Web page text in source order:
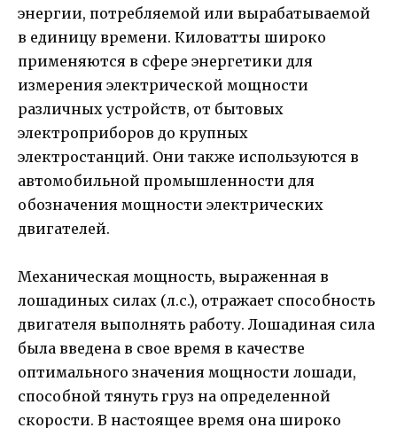
энергии, потребляемой или вырабатываемой
в единицу времени. Киловатты широко
применяются в сфере энергетики для
измерения электрической мощности
различных устройств, от бытовых
электроприборов до крупных
электростанций. Они также используются в
автомобильной промышленности для
обозначения мощности электрических
двигателей.
Механическая мощность, выраженная в
лошадиных силах (л.с.), отражает способность
двигателя выполнять работу. Лошадиная сила
была введена в свое время в качестве
оптимального значения мощности лошади,
способной тянуть груз на определенной
скорости. В настоящее время она широко